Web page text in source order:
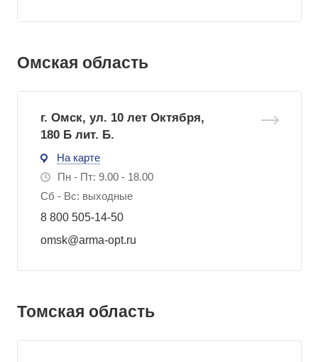
Омская область
г. Омск, ул. 10 лет Октября,
180 Б лит. Б.
На карте
Пн - Пт: 9.00 - 18.00
Сб - Вс: выходные
8 800 505-14-50
omsk@arma-opt.ru
Томская область